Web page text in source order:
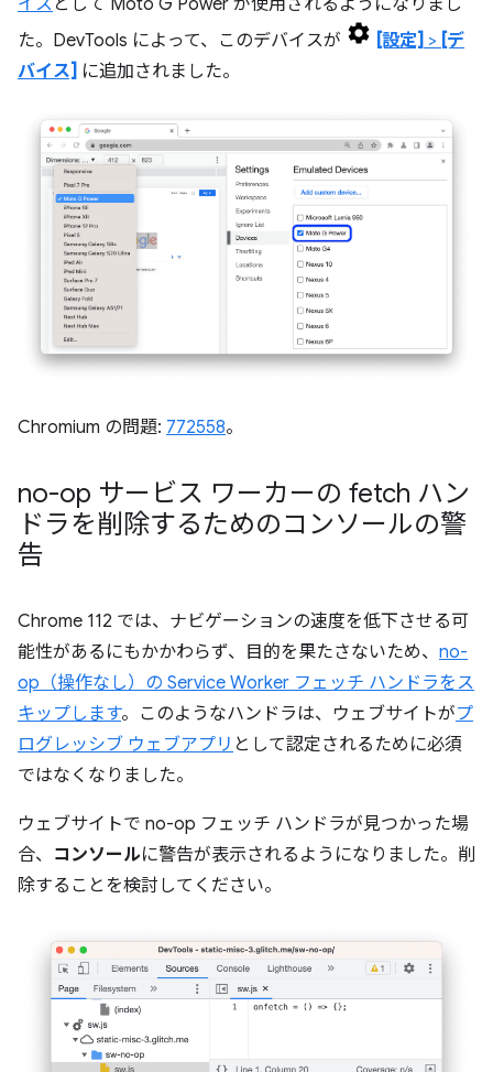
た。DevTools によって、このデバイスが
[設定] > [デ
バイス] に追加されました。
Chromium の問題: 772558。
no-op サービス ワーカーの fetch ハン
ドラを削除するためのコンソールの警
告
Chrome 112 では、ナビゲーションの速度を低下させる可
能性があるにもかかわらず、目的を果たさないため、 no-
op（操作なし）の Service Worker フェッチ ハンドラをス
キップします。このようなハンドラは、ウェブサイトがプ
ログレッシブ ウェブアプリ として認定されるために必須
ではなくなりました。
ウェブサイトで no-op フェッチ ハンドラが見つかった場
合、 コンソールに警告が表示されるようになりました。削
除することを検討してください。